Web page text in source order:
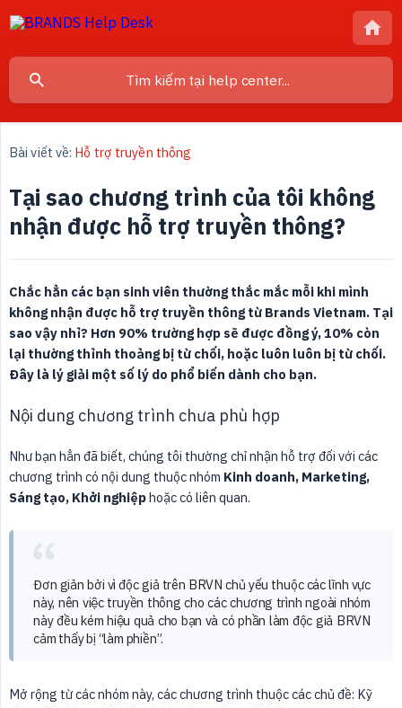
Bài viết về: Hỗ trợ truyền thông
Tại sao chương trình của tôi không
nhận được hỗ trợ truyền thông?
Chắc hẳn các bạn sinh viên thường thắc mắc mỗi khi mình
không nhận được hỗ trợ truyền thông từ Brands Vietnam. Tại
sao vậy nhỉ? Hơn 90% trường hợp sẽ được đồng ý, 10% còn
lại thường thỉnh thoảng bị từ chối, hoặc luôn luôn bị từ chối.
Đây là lý giải một số lý do phổ biến dành cho bạn.
Nội dung chương trình chưa phù hợp
Như bạn hẳn đã biết, chúng tôi thường chỉ nhận hỗ trợ đối với các
chương trình có nội dung thuộc nhóm Kinh doanh, Marketing,
Sáng tạo, Khởi nghiệphoặc có liên quan.
Đơn giản bởi vì độc giả trên BRVN chủ yếu thuộc các lĩnh vực
này, nên việc truyền thông cho các chương trình ngoài nhóm
này đều kém hiệu quả cho bạn và có phần làm độc giả BRVN
cảm thấy bị “làm phiền”.
Mở rộng từ các nhóm này, các chương trình thuộc các chủ đề: Kỹ